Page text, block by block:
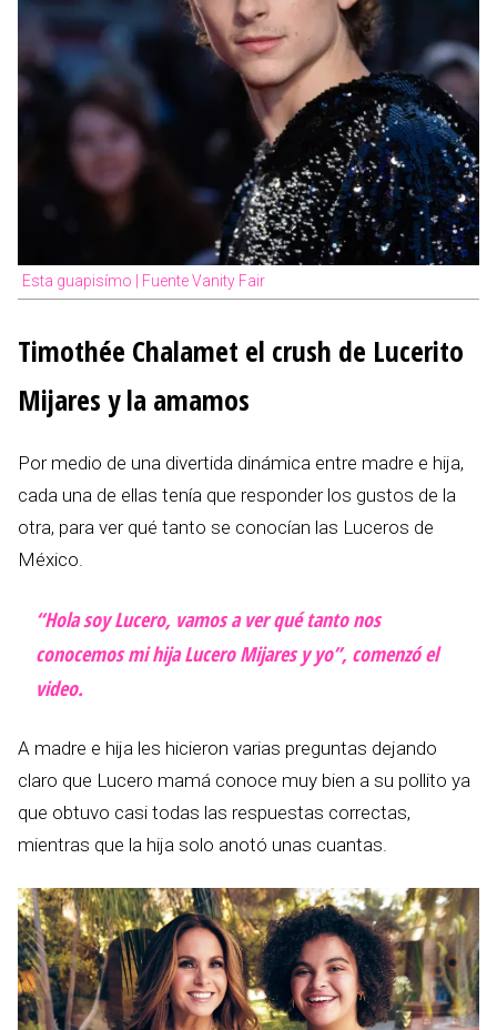
Esta guapisímo | Fuente Vanity Fair
Timothée Chalamet el crush de Lucerito
Mijares y la amamos
Por medio de una divertida dinámica entre madre e hija,
cada una de ellas tenía que responder los gustos de la
otra, para ver qué tanto se conocían las Luceros de
México.
“Hola soy Lucero, vamos a ver qué tanto nos
conocemos mi hija Lucero Mijares y yo”, comenzó el
video.
A madre e hija les hicieron varias preguntas dejando
claro que Lucero mamá conoce muy bien a su pollito ya
que obtuvo casi todas las respuestas correctas,
mientras que la hija solo anotó unas cuantas.